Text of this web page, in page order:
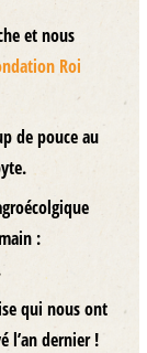
et nous
Roi
de pouceau
:
qui nous ont
l’an dernier !